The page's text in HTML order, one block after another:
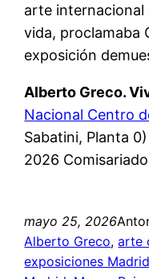
arte internacional
vida, proclamaba
exposición
Alberto Greco.
Nacional Centro
Sabatini, Planta
2026
mayo 25, 2026
Alberto Greco, arte
exposiciones